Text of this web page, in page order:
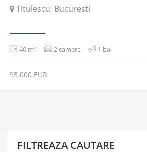
Titulescu, Bucuresti
40 m2 2 camere 1 bai
95.000 EUR
FILTREAZA CAUTARE